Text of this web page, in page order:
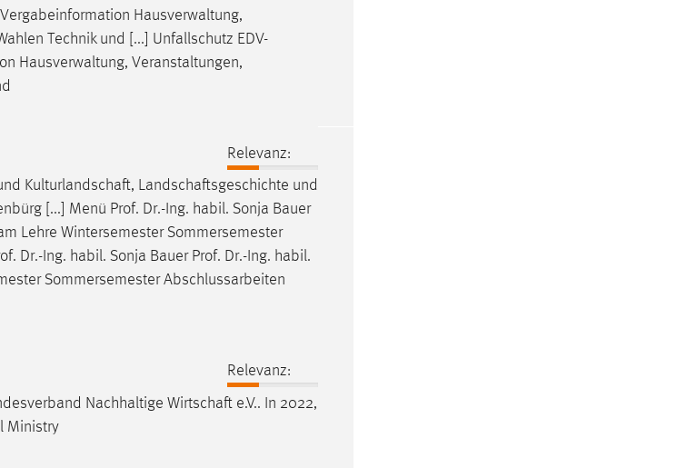
Vergabeinformation Hausverwaltung,
Technik und [...] Unfallschutz EDV-
Hausverwaltung, Veranstaltungen,
Relevanz:
Kulturlandschaft, Landschaftsgeschichte und
[...] Menü Prof. Dr.-Ing. habil. Sonja Bauer
Lehre Wintersemester Sommersemester
Dr.-Ing. habil. Sonja Bauer Prof. Dr.-Ing. habil.
Sommersemester Abschlussarbeiten
Relevanz:
Nachhaltige Wirtschaft e.V.. In 2022,
Ministry